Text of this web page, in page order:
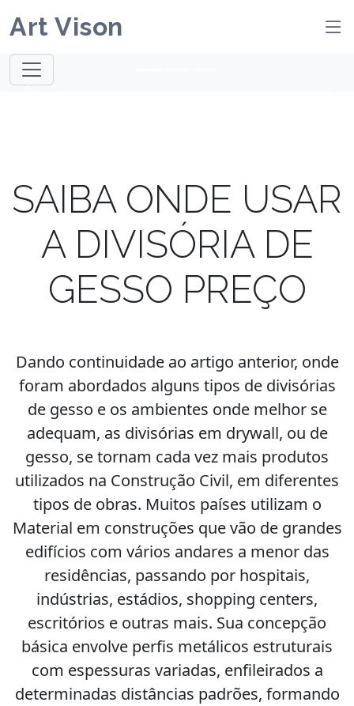
Art Vison
SAIBA ONDE USAR
A DIVISÓRIA DE
GESSO PREÇO
Dando continuidade ao artigo anterior, onde
foram abordados alguns tipos de divisórias
de gesso e os ambientes onde melhor se
adequam, as divisórias em drywall, ou de
gesso, se tornam cada vez mais produtos
utilizados na Construção Civil, em diferentes
tipos de obras. Muitos países utilizam o
Material em construções que vão de grandes
edifícios com vários andares a menor das
residências, passando por hospitais,
indústrias, estádios, shopping centers,
escritórios e outras mais. Sua concepção
básica envolve perfis metálicos estruturais
com espessuras variadas, enfileirados a
determinadas distâncias padrões, formando